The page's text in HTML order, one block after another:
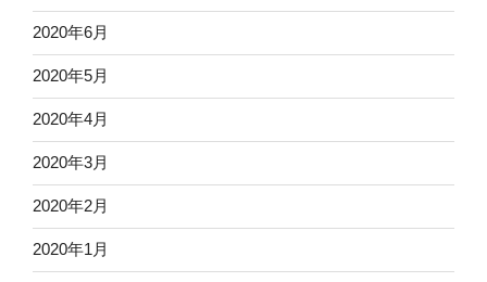
2020年6月
2020年5月
2020年4月
2020年3月
2020年2月
2020年1月